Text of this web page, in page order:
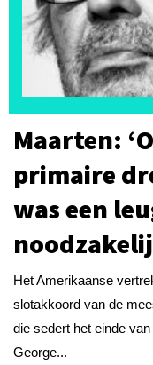
Maarten:
primaire
was een
Het Amerikaanse
slotakkoord van de
die sedert het einde
George...